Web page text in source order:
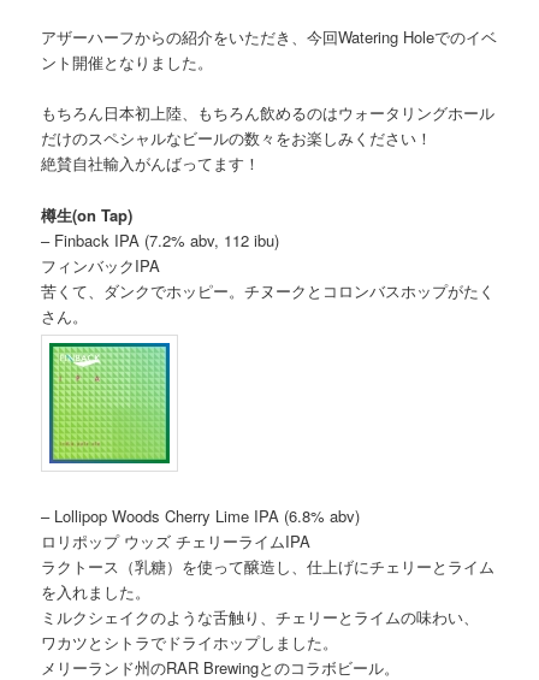
アザーハーフからの紹介をいただき、今回Watering Holeでのイベ
ント開催となりました。
もちろん日本初上陸、もちろん飲めるのはウォータリングホール
だけのスペシャルなビールの数々をお楽しみください！
絶賛自社輸入がんばってます！
樽生(on Tap)
– Finback IPA (7.2% abv, 112 ibu)
フィンバックIPA
苦くて、ダンクでホッピー。チヌークとコロンバスホップがたく
さん。
– Lollipop Woods Cherry Lime IPA (6.8% abv)
ロリポップ ウッズ チェリーライムIPA
ラクトース（乳糖）を使って醸造し、仕上げにチェリーとライム
を入れました。
ミルクシェイクのような舌触り、チェリーとライムの味わい、
ワカツとシトラでドライホップしました。
メリーランド州のRAR Brewingとのコラボビール。